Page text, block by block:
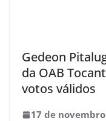
Gedeon
da OAB
votos válidos
17 de